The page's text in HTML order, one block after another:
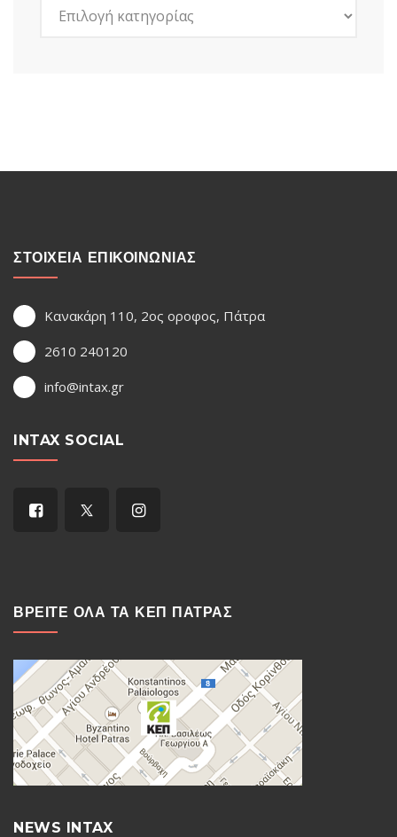
ΣΤΟΙΧΕΙΑ ΕΠΙΚΟΙΝΩΝΙΑΣ
Κανακάρη 110, 2ος οροφος, Πάτρα
2610 240120
info@intax.gr
INTAX SOCIAL
ΒΡΕΙΤΕ ΟΛΑ ΤΑ ΚΕΠ ΠΑΤΡΑΣ
NEWS INTAX